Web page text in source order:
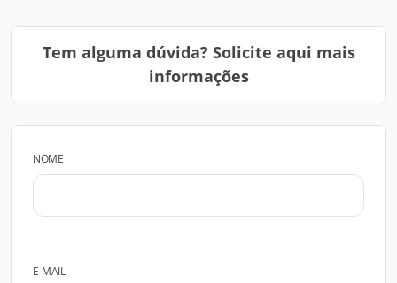
Tem alguma dúvida? Solicite aqui mais
informações
NOME
E-MAIL